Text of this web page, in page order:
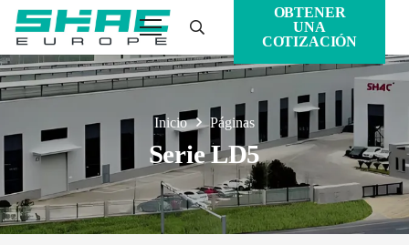
OBTENER
UNA
COTIZACIÓN
Inicio Páginas
Serie LD5